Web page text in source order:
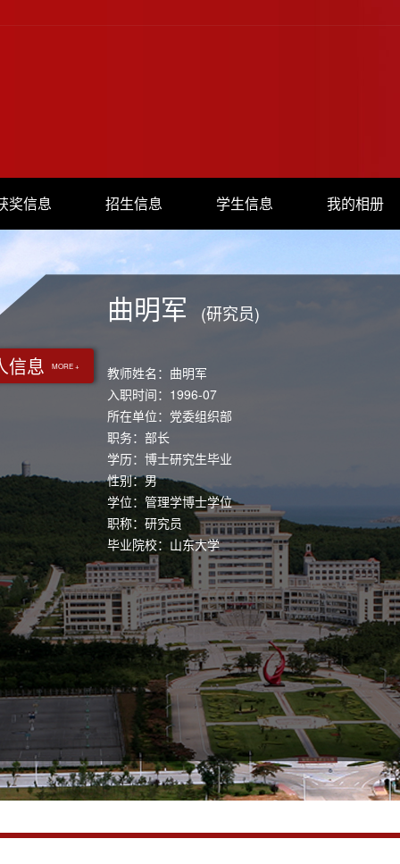
奖信息 招生信息 学生信息 我的相册
信息 MORE +
曲明军 (研究员)
教师姓名：曲明军
入职时间：1996-07
所在单位：党委组织部
职务：部长
学历：博士研究生毕业
性别：男
学位：管理学博士学位
职称：研究员
毕业院校：山东大学